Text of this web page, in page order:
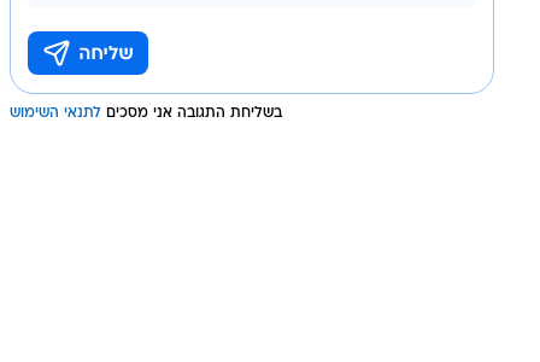
בשליחת התגובה אני מסכים לתנאי השימוש